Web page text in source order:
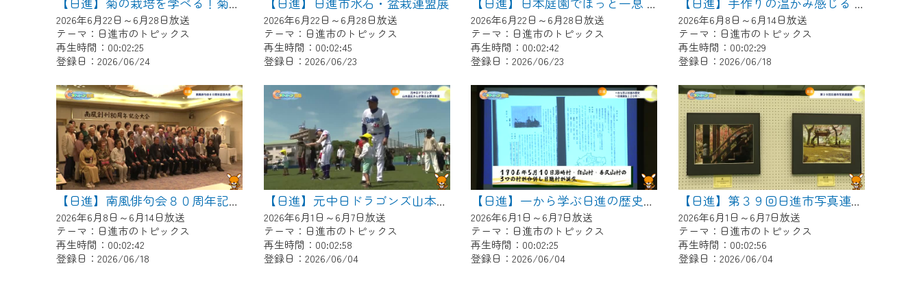
【日進】菊の栽培を学べる！菊花大会に向けた菊づくり講習会
2026年6月22日～6月28日放送
テーマ：日進市のトピックス
再生時間：00:02:25
登録日：2026/06/24
2026年6月22日～6月28日放送
テーマ：日進市のトピックス
再生時間：00:02:45
登録日：2026/06/23
【日進】日本庭園でほっと一息 にっしんオープンガーデン
2026年6月22日～6月28日放送
テーマ：日進市のトピックス
再生時間：00:02:42
登録日：2026/06/23
【日進】手作りの温かみ感じる 第４３回日進市手工芸連盟展
2026年6月8日～6月14日放送
テーマ：日進市のトピックス
再生時間：00:02:29
登録日：2026/06/18
【日進】南風俳句会８０周年記念大会
2026年6月8日～6月14日放送
テーマ：日進市のトピックス
再生時間：00:02:42
登録日：2026/06/18
【日進】元中日ドラゴンズ山本昌広さんが教える野球教室
2026年6月1日～6月7日放送
テーマ：日進市のトピックス
再生時間：00:02:58
登録日：2026/06/04
【日進】一から学ぶ日進の歴史～日進誕生１２０年～
2026年6月1日～6月7日放送
テーマ：日進市のトピックス
再生時間：00:02:25
登録日：2026/06/04
【日進】第３９回日進市写真連盟展
2026年6月1日～6月7日放送
テーマ：日進市のトピックス
再生時間：00:02:56
登録日：2026/06/04